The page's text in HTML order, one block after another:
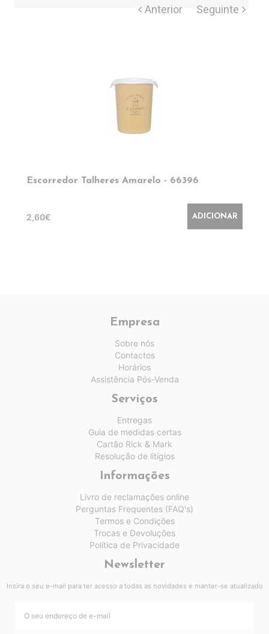
Escorredor Talheres Amarelo - 66396
2,60€ ADICIONAR
Empresa
Sobre nós
Contactos
Horários
Assistência Pós-Venda
Serviços
Entregas
Guia de medidas certas
Cartão Rick & Mark
Resolução de litígios
Informações
Livro de reclamações online
Perguntas Frequentes (FAQ's)
Termos e Condições
Trocas e Devoluções
Política de Privacidade
Newsletter
Insira o seu e-mail para ter acesso a todas as novidades e manter-se atualizado